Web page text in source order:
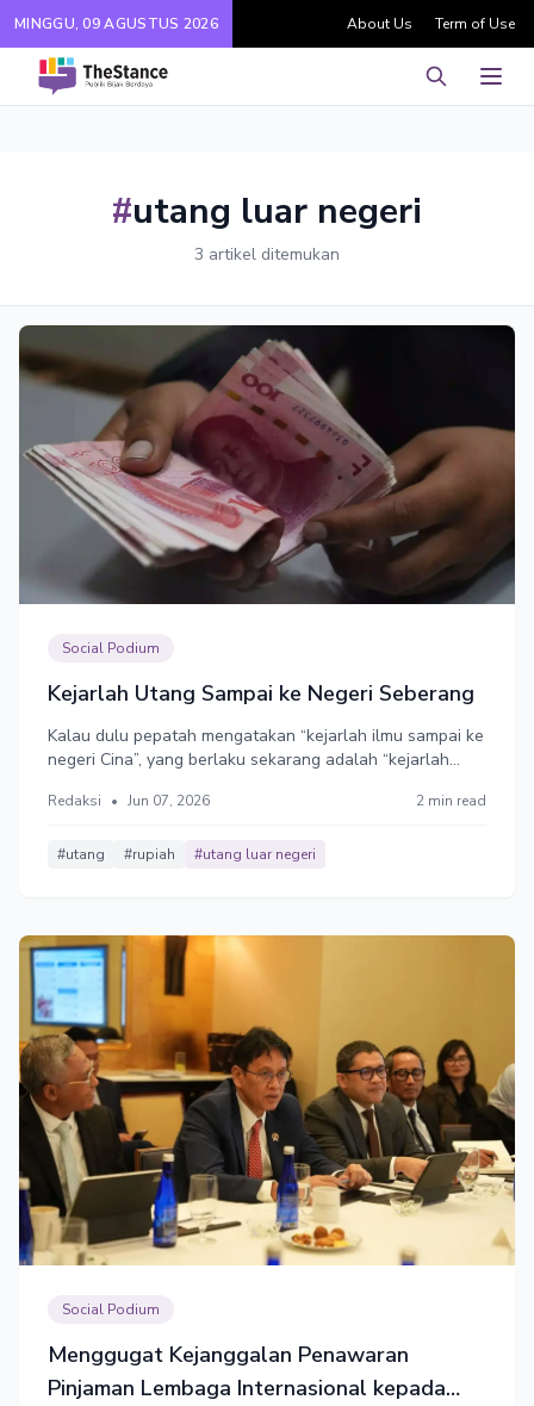
MINGGU, 09 AGUSTUS 2026 About Us Term of Use
Pencarian
#utang luar negeri
3 artikel ditemukan
Social Podium
Kejarlah Utang Sampai ke Negeri Seberang
Kalau dulu pepatah mengatakan “kejarlah ilmu sampai ke
negeri Cina”, yang berlaku sekarang adalah “kejarlah
Redaksi • Jun 07, 2026 2 min read
#utang #rupiah #utang luar negeri
Social Podium
Menggugat Kejanggalan Penawaran
Pinjaman Lembaga Internasional kepada